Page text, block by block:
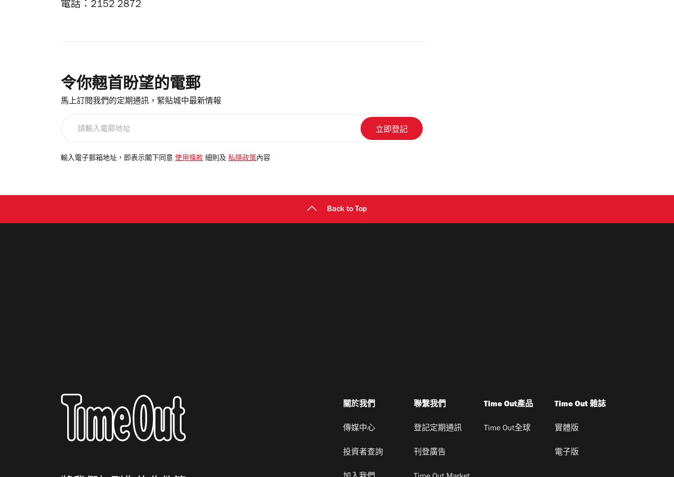
電話：2152 2872
令你翹首盼望的電郵
馬上訂閱我們的定期通訊，緊貼城中最新情報
電
輸入電子郵箱地址，即表示閣下同意 使用條款 細則及 私隱政策 內容
Back to Top
關於我們
傳媒中心
投資者查詢
聯繫我們
登記定期通訊
刊登廣告
Time Out產品
Time Out全球
Time Out 雜誌
實體版
電子版